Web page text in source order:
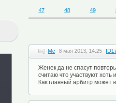
47 48 49
Mc 8 мая 2013, 14:25
Женек да не спасут
считаю что участвуют хоть
Как главный арбитр